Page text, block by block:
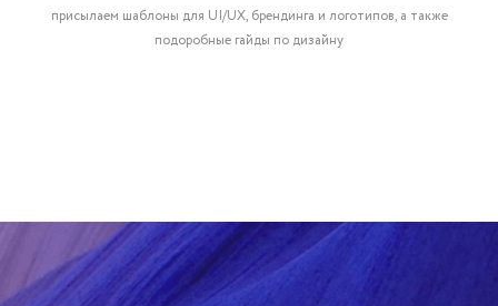
присылаем шаблоны для UI/UX, брендинга и логотипов, а также
подоробные гайды по дизайну